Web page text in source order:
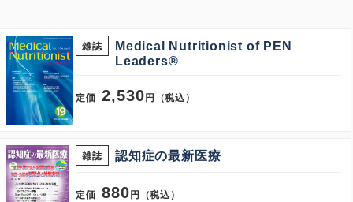
雑誌
Medical Nutritionist of PEN
Leaders®
定価 2,530 円（税込）
雑誌 認知症の最新医療
定価 880 円（税込）